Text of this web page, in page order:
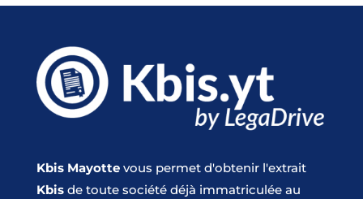
Kbis Mayottevous permet d'obtenir l'extrait
Kbisde toute société déjà immatriculée au